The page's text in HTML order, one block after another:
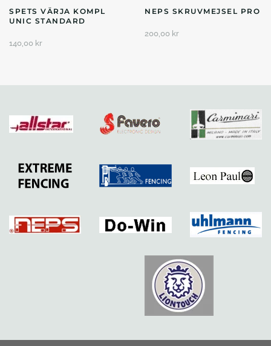
SPETS VÄRJA KOMPL
UNIC STANDARD
140,00 kr
NEPS SKRUVMEJSEL PRO
200,00 kr